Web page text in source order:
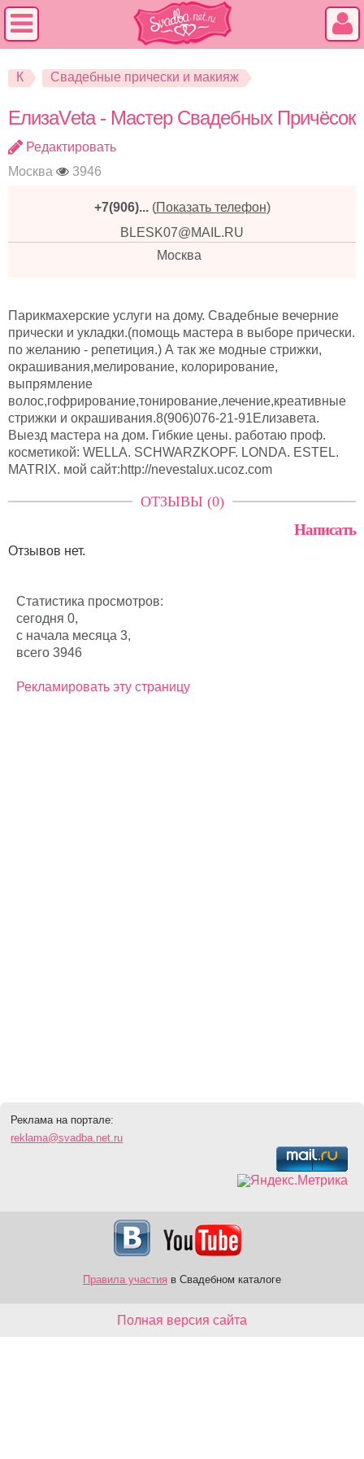
К Свадебные прически и макияж
ЕлизаVеtа - Мастер Свадебных Причёсок
Редактировать
Москва
3946
+7(906)... (Показать телефон)
BLESK07@MAIL.RU
Москва
Парикмахерские услуги на дому. Свадебные вечерние
прически и укладки.(помощь мастера в выборе прически.
по желанию - репетиция.) А так же модные стрижки,
окрашивания,мелирование, колорирование,
выпрямление
волос,гофрирование,тонирование,лечение,креативные
стрижки и окрашивания.8(906)076-21-91Елизавета.
Выезд мастера на дом. Гибкие цены. работаю проф.
косметикой: WELLA. SCHWARZKOPF. LONDA. ESTEL.
MATRIX. мой сайт:http://nevestalux.ucoz.com
ОТЗЫВЫ (0)
Написать
Отзывов нет.
Статистика просмотров:
сегодня 0,
с начала месяца 3,
всего 3946
Рекламировать эту страницу
Реклама на портале:
reklama@svadba.net.ru
Правила участия в Свадебном каталоге
Полная версия сайта